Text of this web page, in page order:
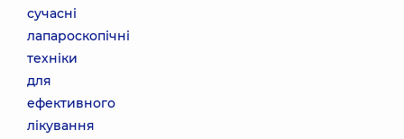
сучасні
лапароскопічні
техніки
для
ефективного
лікування